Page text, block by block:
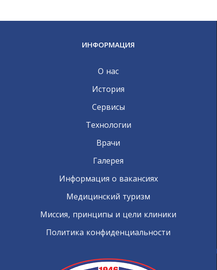
ИНФОРМАЦИЯ
О нас
История
Сервисы
Технологии
Врачи
Галерея
Информация о вакансиях
Медицинский туризм
Миссия, принципы и цели клиники
Политика конфиденциальности